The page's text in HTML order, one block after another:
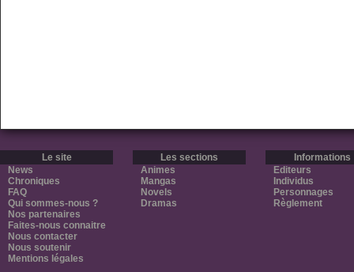
Le site
News
Chroniques
FAQ
Qui sommes-nous ?
Nos partenaires
Faites-nous connaitre
Nous contacter
Nous soutenir
Mentions légales
Les sections
Animes
Mangas
Novels
Dramas
Informations
Editeurs
Individus
Personnages
Règlement